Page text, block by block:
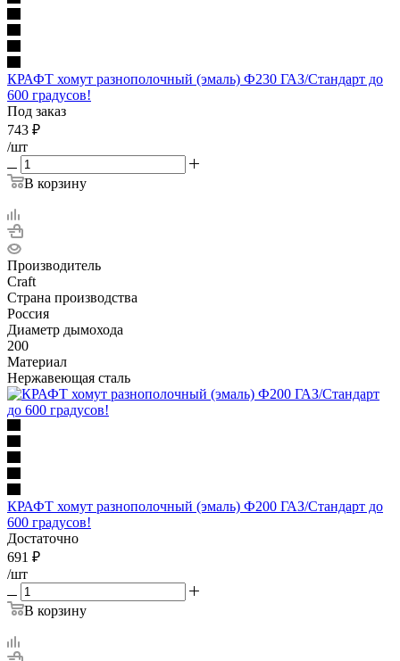
КРАФТ хомут разнополочный (эмаль) Ф230 ГАЗ/Стандарт до
600 градусов!
Под заказ
743 ₽
/шт
В корзину
Производитель
Craft
Страна производства
Россия
Диаметр дымохода
200
Материал
Нержавеющая сталь
КРАФТ хомут разнополочный (эмаль) Ф200 ГАЗ/Стандарт до
600 градусов!
Достаточно
691 ₽
/шт
В корзину